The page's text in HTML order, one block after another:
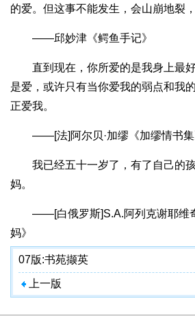
的爱。但这事不能发生，会山崩地裂
——邱妙津《鳄鱼手记》
直到现在，你所爱的是我身上最好
是爱，或许只有当你爱我的弱点和我
正爱我。
——[法]阿尔贝·加缪《加缪情书集
我已经五十一岁了，有了自己的孩
妈。
——[白俄罗斯]S.A.阿列克谢耶维
妈》
07版:书苑撷英
上一版